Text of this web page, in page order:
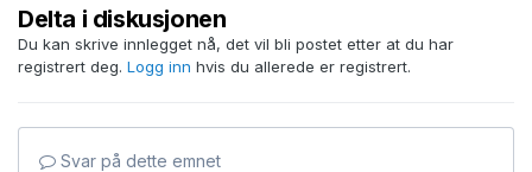
Delta i diskusjonen
Du kan skrive innlegget nå, det vil bli postet etter at du har
registrert deg. Logg inn hvis du allerede er registrert.
Svar på dette emnet